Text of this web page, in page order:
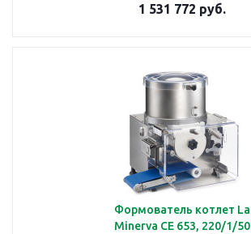
с пневматической
1 531 772 руб.
Формователь котлет La
Minerva СЕ 653, 220/1/50